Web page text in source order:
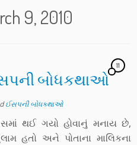
9, 2010
બોધકથાઓ
11
ઈસપની બોધકથાઓ
થઈ ગયો હોવાનું મનાય છે,
હતો અને પોતાના માલિકના